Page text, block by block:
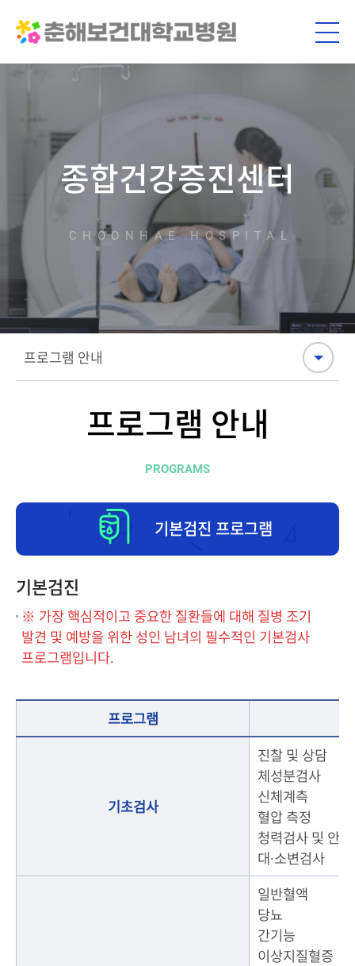
종합건강증진센터
프로그램 안내
PROGRAMS
기본검진 프로그램
기본검진
※ 가장 핵심적이고 중요한 질환들에 대해 질병 조기
발견 및 예방을 위한 성인 남녀의 필수적인 기본검사
프로그램입니다.
프로그램
기초검사
진찰 및 상담
체성분검사
신체계측
혈압 측정
청력검사 및 안
대·소변검사
일반혈액
당뇨
간기능
이상지질혈증